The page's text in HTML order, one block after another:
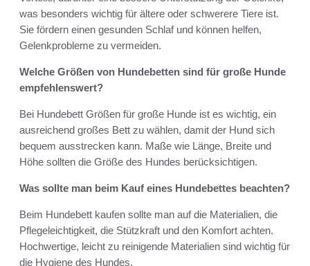
was besonders wichtig für ältere oder schwerere Tiere ist.
Sie fördern einen gesunden Schlaf und können helfen,
Gelenkprobleme zu vermeiden.
Welche Größen von Hundebetten sind für große Hunde
empfehlenswert?
Bei Hundebett Größen für große Hunde ist es wichtig, ein
ausreichend großes Bett zu wählen, damit der Hund sich
bequem ausstrecken kann. Maße wie Länge, Breite und
Höhe sollten die Größe des Hundes berücksichtigen.
Was sollte man beim Kauf eines Hundebettes beachten?
Beim Hundebett kaufen sollte man auf die Materialien, die
Pflegeleichtigkeit, die Stützkraft und den Komfort achten.
Hochwertige, leicht zu reinigende Materialien sind wichtig für
die Hygiene des Hundes.